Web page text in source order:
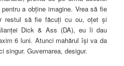
a obţine imagine. Vrea să fie
restul să fie făcuţi cu ou, oţet şi
Dick & Ass (DA), eu îi dau
6 luni. Atunci mahărul îşi va da
singur. Guvernarea, desigur.